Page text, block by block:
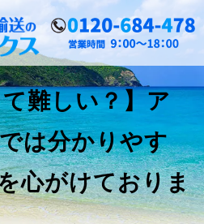
難しい？】ア
は分かりやす
心がけておりま